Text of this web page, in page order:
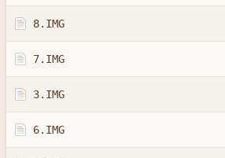
8.IMG
7.IMG
3.IMG
6.IMG